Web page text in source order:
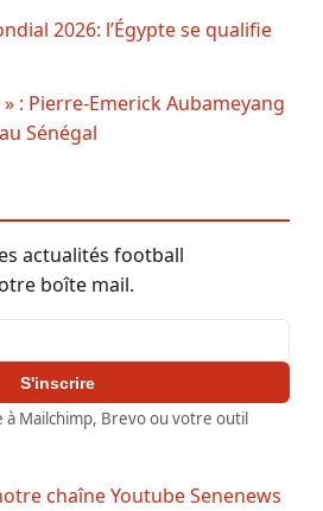
2026: l’Égypte se qualifie
» : Pierre-Emerick Aubameyang
Sénégal
actualités football
boîte mail.
S'inscrire
à Mailchimp, Brevo ou votre outil